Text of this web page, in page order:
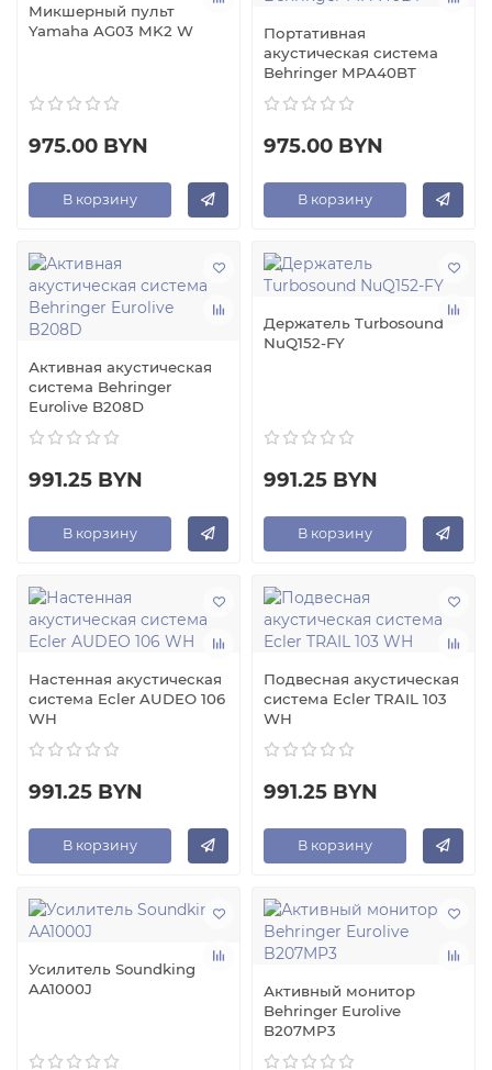
Микшерный пульт
Yamaha AG03 MK2 W
975.00 BYN
В корзину
Портативная
акустическая система
Behringer MPA40BT
975.00 BYN
В корзину
Активная акустическая
система Behringer
Eurolive B208D
991.25 BYN
В корзину
Держатель Turbosound
NuQ152-FY
991.25 BYN
В корзину
Настенная акустическая
система Ecler AUDEO 106
WH
991.25 BYN
В корзину
Подвесная акустическая
система Ecler TRAIL 103
WH
991.25 BYN
В корзину
Усилитель Soundking
AA1000J
Активный монитор
Behringer Eurolive
B207MP3